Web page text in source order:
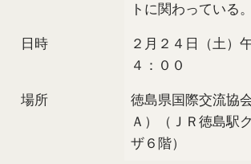
トに関わっている。
日時
２月２４日（土）
４：００
場所
徳島県国際交流協
Ａ）（ＪＲ徳島駅
ザ６階）